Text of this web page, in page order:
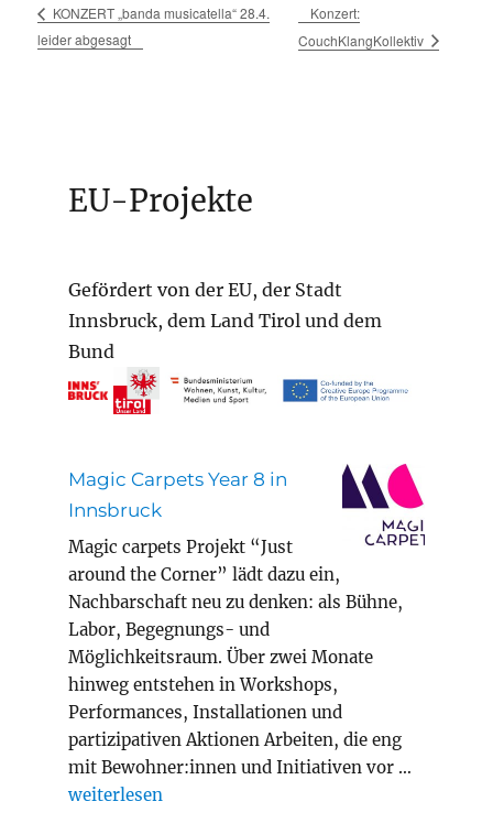
KONZERT „banda musicatella“ 28.4.
leider abgesagt
Konzert:
CouchKlangKollektiv
EU-Projekte
Gefördert von der EU, der Stadt
Innsbruck, dem Land Tirol und dem
Bund
Magic Carpets Year 8 in
Innsbruck
Magic carpets Projekt “Just
around the Corner” lädt dazu ein,
Nachbarschaft neu zu denken: als Bühne,
Labor, Begegnungs- und
Möglichkeitsraum. Über zwei Monate
hinweg entstehen in Workshops,
Performances, Installationen und
partizipativen Aktionen Arbeiten, die eng
mit Bewohner:innen und Initiativen vor …
„Magic Carpets Year 8 in Innsbruck“
weiterlesen